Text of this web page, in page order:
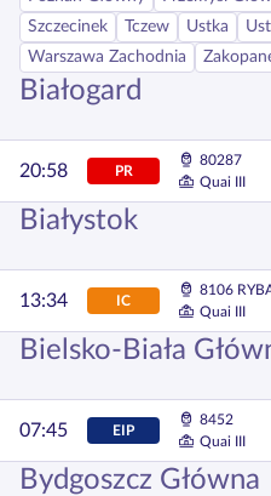
Szczecinek
Tczew Ustka
Warszawa Zachodnia
Białogard
20:58 PR
80287
Quai III
Białystok
13:34 IC
8106
Quai III
Bielsko-Biała
07:45 EIP
8452
Quai III
Bydgoszcz Główna